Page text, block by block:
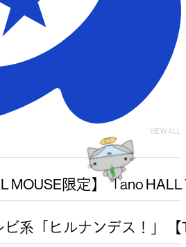
VIEW ALL
MOUSE限定】「ano
ビ系「ヒルナンデス！」